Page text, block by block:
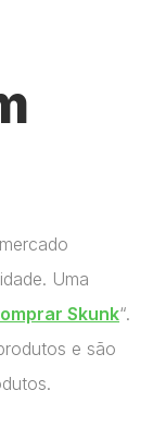
Uma
Skunk“.
e são